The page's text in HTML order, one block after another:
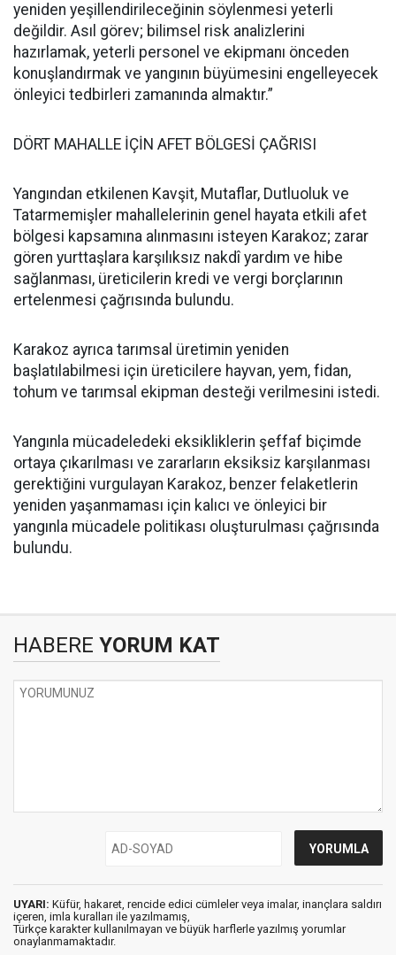
yeniden yeşillendirileceğinin söylenmesi yeterli
değildir. Asıl görev; bilimsel risk analizlerini
hazırlamak, yeterli personel ve ekipmanı önceden
konuşlandırmak ve yangının büyümesini engelleyecek
önleyici tedbirleri zamanında almaktır.”
DÖRT MAHALLE İÇİN AFET BÖLGESİ ÇAĞRISI
Yangından etkilenen Kavşit, Mutaflar, Dutluoluk ve
Tatarmemişler mahallelerinin genel hayata etkili afet
bölgesi kapsamına alınmasını isteyen Karakoz; zarar
gören yurttaşlara karşılıksız nakdî yardım ve hibe
sağlanması, üreticilerin kredi ve vergi borçlarının
ertelenmesi çağrısında bulundu.
Karakoz ayrıca tarımsal üretimin yeniden
başlatılabilmesi için üreticilere hayvan, yem, fidan,
tohum ve tarımsal ekipman desteği verilmesini istedi.
Yangınla mücadeledeki eksikliklerin şeffaf biçimde
ortaya çıkarılması ve zararların eksiksiz karşılanması
gerektiğini vurgulayan Karakoz, benzer felaketlerin
yeniden yaşanmaması için kalıcı ve önleyici bir
yangınla mücadele politikası oluşturulması çağrısında
bulundu.
HABERE YORUM KAT
UYARI: Küfür, hakaret, rencide edici cümleler veya imalar, inançlara saldırı
içeren, imla kuralları ile yazılmamış,
Türkçe karakter kullanılmayan ve büyük harflerle yazılmış yorumlar
onaylanmamaktadır.